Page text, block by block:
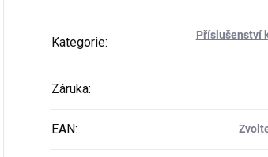
Kategorie:
Příslušenství
Záruka:
EAN: